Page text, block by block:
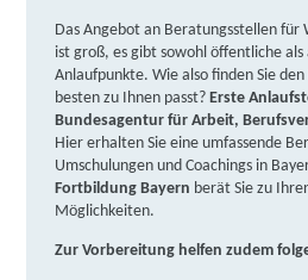
weitere
Berufliche
Wirtschaft (bfz) gGmbH |
91550 DinkelsbühlPartner
Das Angebot an Beratungsstellen für
ist groß, es gibt sowohl öffentliche
Anlaufpunkte. Wie also finden Sie
besten zu Ihnen passt?Erste
Bundesagentur für Arbeit,
Hier erhalten Sie eine umfassende
Umschulungen und Coachings in
Fortbildung Bayern berät Sie zu
Möglichkeiten.
Zur Vorbereitung helfen zudem